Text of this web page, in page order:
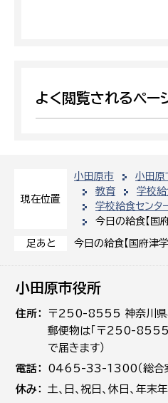
現在位置
小田原市 小田原
教育
学校
学校給食センタ
今日の給食【国
足あと 今日の給食【国府津
よく閲覧されるペー
小田原市役所
住所
〒250-8555 神奈川県
郵便物は「〒250-8555
で届きます）
電話
0465-33-1300（総合
休み
土､日､祝日、休日、年